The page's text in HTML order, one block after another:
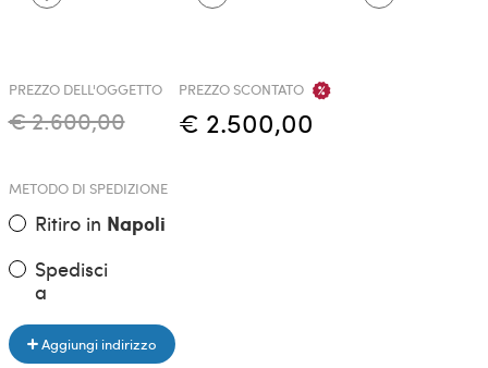
PREZZO DELL'OGGETTO
€ 2.600,00
PREZZO SCONTATO
€ 2.500,00
METODO DI SPEDIZIONE
Ritiro in Napoli
Spedisci
a
Aggiungi indirizzo